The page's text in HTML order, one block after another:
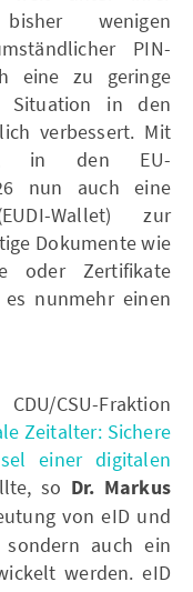
wenigen
PIN-
eine zu geringe
Situation in den
verbessert. Mit
in den EU-
nun auch eine
Wallet) zur
Dokumente wie
oder Zertifikate
nunmehr einen
CSU-Fraktion
Zeitalter: Sichere
einer digitalen
so Dr. Markus
von eID und
sondern auch ein
werden. eID